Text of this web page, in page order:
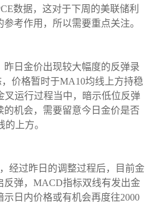
数据，这对于下周的美联储利
考作用，所以需要重点关注。
昨日金价出现较大幅度的反弹录
价格暂时于MA10均线上方持稳
叉运行过程当中，暗示低位反弹
的机会，需要留意今日金价是否
上方。
经过昨日的调整过程后，目前金
反弹，MACD指标双线有发出金
日内价格或有机会再度往2000